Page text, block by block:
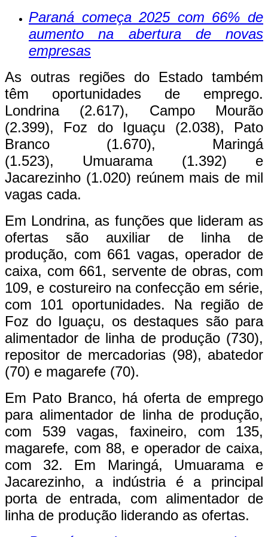
Paraná começa 2025 com 66% de
aumento na abertura de novas
empresas
As outras regiões do Estado também
têm oportunidades de emprego.
Londrina (​​2.617), Campo Mourão
(2.399), Foz do Iguaçu (2.038), Pato
Branco (1.670), Maringá
(1.523), Umuarama (1.392) e
Jacarezinho (1.020) reúnem mais de mil
vagas cada.
Em Londrina, as funções que lideram as
ofertas são auxiliar de linha de
produção, com 661 vagas, operador de
caixa, com 661, servente de obras, com
109, e costureiro na confecção em série,
com 101 oportunidades. Na região de
Foz do Iguaçu, os destaques são para
alimentador de linha de produção (730),
repositor de mercadorias (98), abatedor
(70) e magarefe (70).
Em Pato Branco, há oferta de emprego
para alimentador de linha de produção,
com 539 vagas, faxineiro, com 135,
magarefe, com 88, e operador de caixa,
com 32. Em Maringá, Umuarama e
Jacarezinho, a indústria é a principal
porta de entrada, com alimentador de
linha de produção liderando as ofertas.